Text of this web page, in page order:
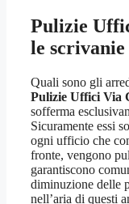
Pulizie
le
Quali sono gli
Pulizie Uffici Via
sofferma
Sicuramente essi
ogni ufficio che
fronte, vengono
garantiscono
diminuzione delle
nell’aria di questi